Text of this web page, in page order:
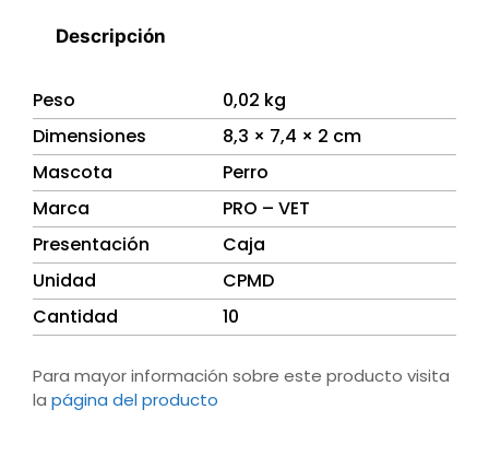
Descripción
Peso
0,02 kg
Dimensiones
8,3 × 7,4 × 2 cm
Mascota
Perro
Marca
PRO – VET
Presentación
Caja
Unidad
CPMD
Cantidad
10
Para mayor información sobre este producto visita
la página del producto